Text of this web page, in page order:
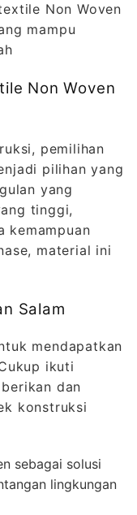
Non Woven
mampu
Non Woven
pemilihan
pilihan yang
yang
tinggi,
kemampuan
material ini
Salam
mendapatkan
ikuti
dan
konstruksi
sebagai solusi
lingkungan